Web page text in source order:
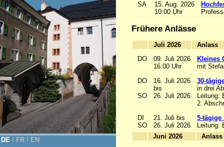
DE FR EN
SA
15. Aug. 2026
10:00 Uhr
Frühere Anlässe
Juli 2026
DO
09. Juli 2026
16.00 Uhr
Kleines
mit
DO
SO
16. Juli 2026
bis
26. Juli 2026
30-
in drei
Leitung:
2.
DI
SO
21. Juli bis
26. Juli 2026
5-
Leitung:
Juni 2026